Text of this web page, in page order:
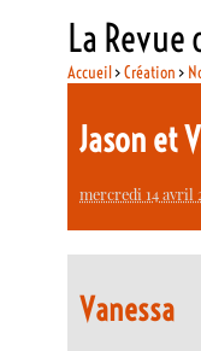
La Revue
Accueil>Création >
Jason et
mercredi 14 avril
Vanessa